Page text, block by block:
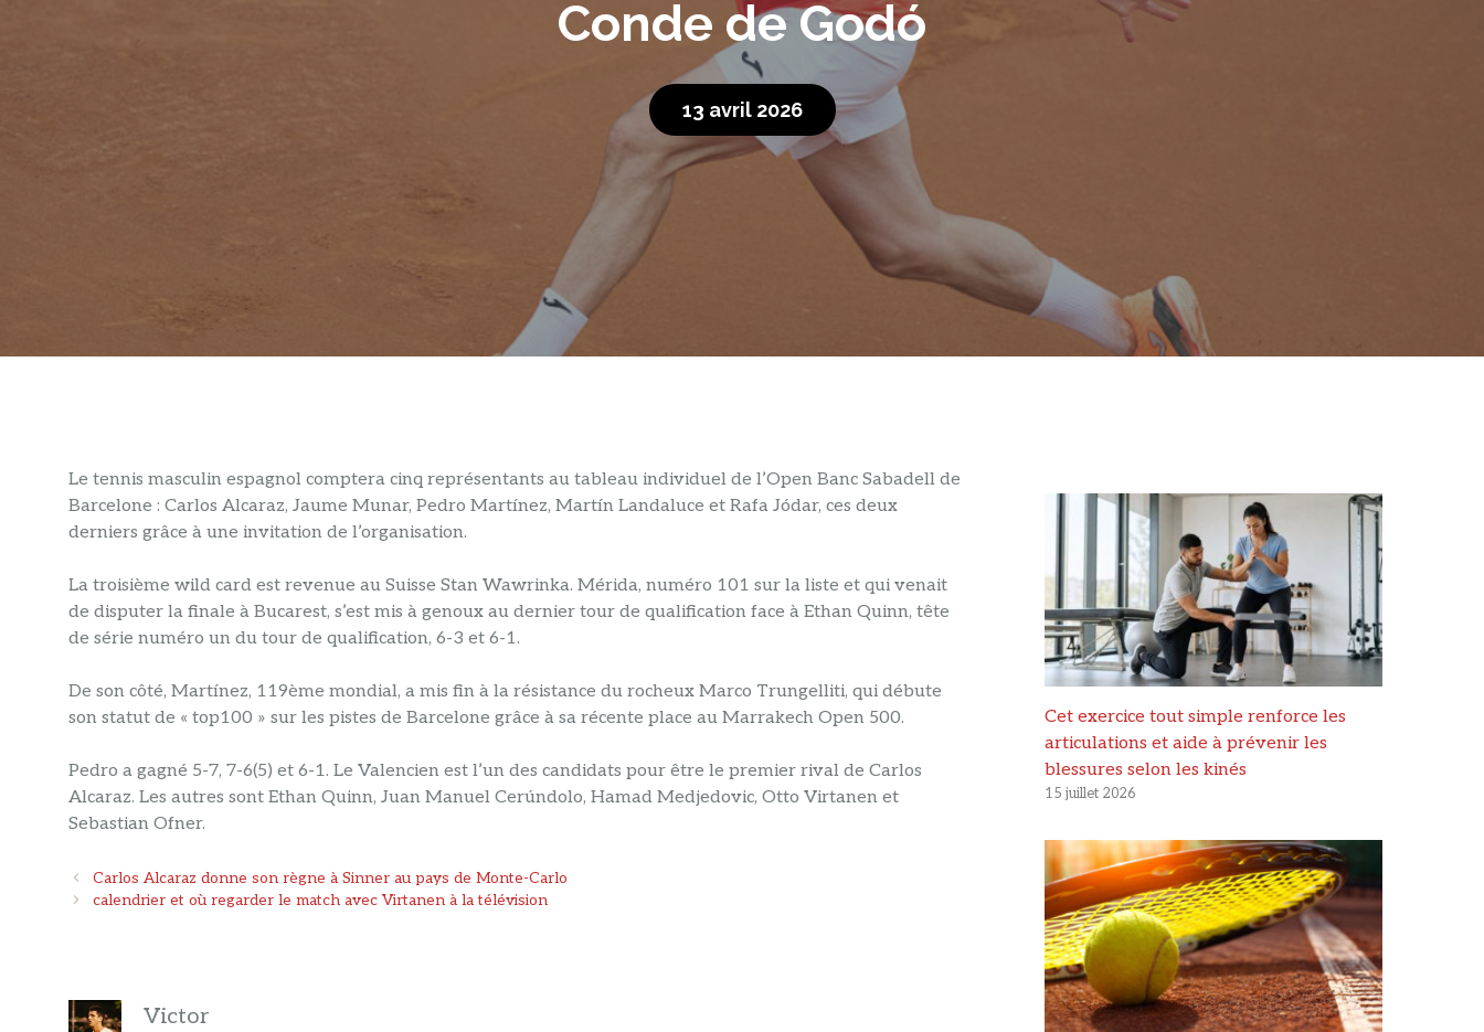
Conde de Godó
13 avril 2026
Le tennis masculin espagnol comptera cinq représentants au tableau individuel de l’Open Banc Sabadell de
Barcelone : Carlos Alcaraz, Jaume Munar, Pedro Martínez, Martín Landaluce et Rafa Jódar, ces deux
derniers grâce à une invitation de l’organisation.
La troisième wild card est revenue au Suisse Stan Wawrinka. Mérida, numéro 101 sur la liste et qui venait
de disputer la finale à Bucarest, s’est mis à genoux au dernier tour de qualification face à Ethan Quinn, tête
de série numéro un du tour de qualification, 6-3 et 6-1.
De son côté, Martínez, 119ème mondial, a mis fin à la résistance du rocheux Marco Trungelliti, qui débute
son statut de « top100 » sur les pistes de Barcelone grâce à sa récente place au Marrakech Open 500.
Pedro a gagné 5-7, 7-6(5) et 6-1. Le Valencien est l’un des candidats pour être le premier rival de Carlos
Alcaraz. Les autres sont Ethan Quinn, Juan Manuel Cerúndolo, Hamad Medjedovic, Otto Virtanen et
Sebastian Ofner.
Navigation
des
Carlos Alcaraz donne son règne à Sinner au pays de Monte-Carlo
calendrier et où regarder le match avec Virtanen à la télévision
Victor
Cet exercice tout simple renforce les
articulations et aide à prévenir les
blessures selon les kinés
15 juillet 2026